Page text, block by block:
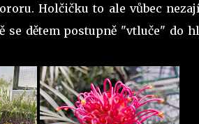
Holčičku to ale vůbec
dětem postupně "vtluče" do